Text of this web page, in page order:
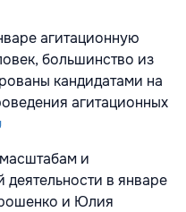
агитационную
большинство из
кандидатами на
агитационных
и
деятельности в январе
и Юлия